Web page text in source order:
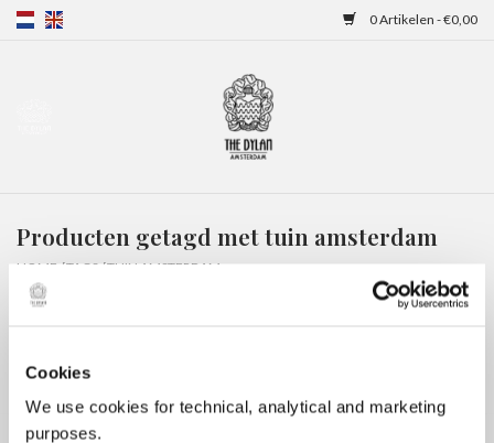
Cookies
We use cookies for technical, analytical and marketing
purposes.
0 Artikelen - €0,00
Overnachtingen
Producten getagd met tuin amsterdam
HOME/TAGS/TUIN AMSTERDAM